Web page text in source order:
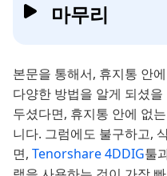
마무리
본문을 통해서, 휴지통 안
다양한 방법을 알게 되셨
두셨다면, 휴지통 안에 없
니다. 그럼에도 불구하고,
면, Tenorshare 4DDIG툴